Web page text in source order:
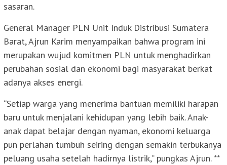
sasaran.
General Manager PLN Unit Induk Distribusi Sumatera
Barat, Ajrun Karim menyampaikan bahwa program ini
merupakan wujud komitmen PLN untuk menghadirkan
perubahan sosial dan ekonomi bagi masyarakat berkat
adanya akses energi.
“Setiap warga yang menerima bantuan memiliki harapan
baru untuk menjalani kehidupan yang lebih baik. Anak-
anak dapat belajar dengan nyaman, ekonomi keluarga
pun perlahan tumbuh seiring dengan semakin terbukanya
peluang usaha setelah hadirnya listrik,” pungkas Ajrun. **